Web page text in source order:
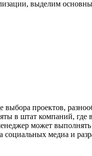
выделим
проектов,
в штат компаний, где
может
медиа и